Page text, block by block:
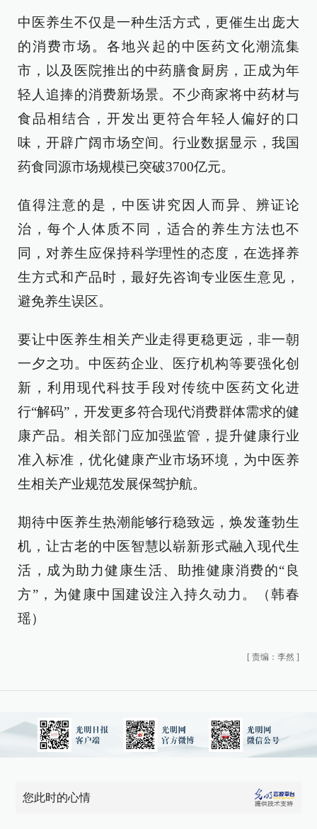
中医养生不仅是一种生活方式，更催生出庞大
的消费市场。各地兴起的中医药文化潮流集
市，以及医院推出的中药膳食厨房，正成为年
轻人追捧的消费新场景。不少商家将中药材与
食品相结合，开发出更符合年轻人偏好的口
味，开辟广阔市场空间。行业数据显示，我国
药食同源市场规模已突破3700亿元。
值得注意的是，中医讲究因人而异、辨证论
治，每个人体质不同，适合的养生方法也不
同，对养生应保持科学理性的态度，在选择养
生方式和产品时，最好先咨询专业医生意见，
避免养生误区。
要让中医养生相关产业走得更稳更远，非一朝
一夕之功。中医药企业、医疗机构等要强化创
新，利用现代科技手段对传统中医药文化进
行“解码”，开发更多符合现代消费群体需求的健
康产品。相关部门应加强监管，提升健康行业
准入标准，优化健康产业市场环境，为中医养
生相关产业规范发展保驾护航。
期待中医养生热潮能够行稳致远，焕发蓬勃生
机，让古老的中医智慧以崭新形式融入现代生
活，成为助力健康生活、助推健康消费的“良
方”，为健康中国建设注入持久动力。（韩春
瑶）
[ 责编：李然 ]
您此时的心情